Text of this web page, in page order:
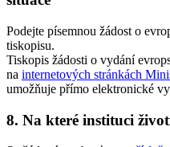
Podejte písemnou žádost o
tiskopisu.
Tiskopis žádosti o vydání
na internetových stránkách
umožňuje přímo elektronické
8. Na které instituci